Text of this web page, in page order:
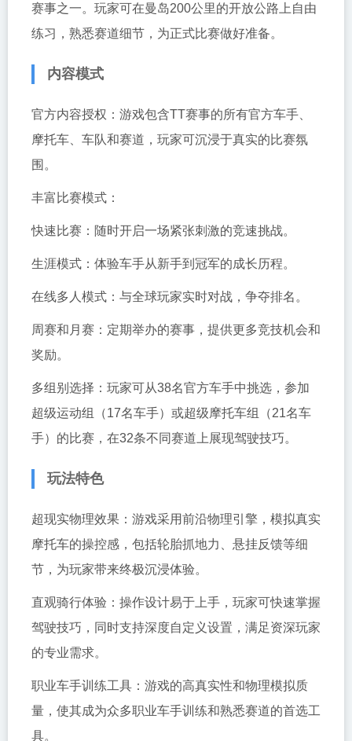
赛事之一。玩家可在曼岛200公里的开放公路上自由
练习，熟悉赛道细节，为正式比赛做好准备。
内容模式
官方内容授权：游戏包含TT赛事的所有官方车手、
摩托车、车队和赛道，玩家可沉浸于真实的比赛氛
围。
丰富比赛模式：
快速比赛：随时开启一场紧张刺激的竞速挑战。
生涯模式：体验车手从新手到冠军的成长历程。
在线多人模式：与全球玩家实时对战，争夺排名。
周赛和月赛：定期举办的赛事，提供更多竞技机会和
奖励。
多组别选择：玩家可从38名官方车手中挑选，参加
超级运动组（17名车手）或超级摩托车组（21名车
手）的比赛，在32条不同赛道上展现驾驶技巧。
玩法特色
超现实物理效果：游戏采用前沿物理引擎，模拟真实
摩托车的操控感，包括轮胎抓地力、悬挂反馈等细
节，为玩家带来终极沉浸体验。
直观骑行体验：操作设计易于上手，玩家可快速掌握
驾驶技巧，同时支持深度自定义设置，满足资深玩家
的专业需求。
职业车手训练工具：游戏的高真实性和物理模拟质
量，使其成为众多职业车手训练和熟悉赛道的首选工
具。